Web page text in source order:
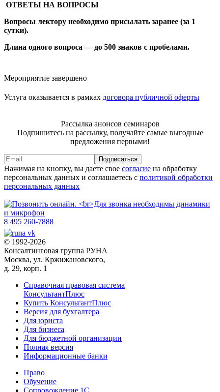
ОТВЕТЫ НА ВОПРОСЫ
Вопросы лектору необходимо присылать заранее (за 1
сутки).
Длина одного вопроса — до 500 знаков с пробелами.
Мероприятие завершено
Услуга оказывается в рамках договора публичной оферты
Рассылка анонсов семинаров
Подпишитесь на рассылку, получайте самые выгодные
предложения первыми!
Подписаться
Нажимая на кнопку, вы даете свое согласие на обработку
персональных данных и соглашаетесь с политикой обработки
персональных данных
8 495 260-7888
© 1992-2026
Консалтинговая группа РУНА
Москва, ул. Кржижановского,
д. 29, корп. 1
Справочная правовая система
КонсультантПлюс
Купить КонсультантПлюс
Версия для бухгалтера
Для юриста
Для бизнеса
Для бюджетной организации
Полная версия
Информационные банки
Право
Обучение